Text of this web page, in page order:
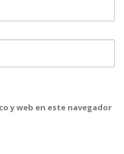
y web en este navegador